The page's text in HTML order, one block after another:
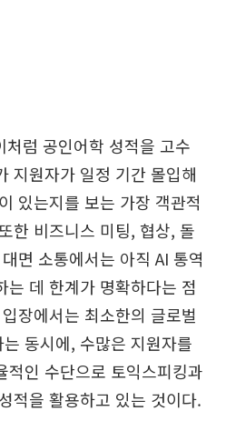
럼 공인어학 성적을 고수
지원자가 일정 기간 몰입해
있는지를 보는 가장 객관적
한 비즈니스 미팅, 협상, 돌
면 소통에서는 아직 AI 통역
는 데 한계가 명확하다는 점
장에서는 최소한의 글로벌
동시에, 수많은 지원자를
적인 수단으로 토익스피킹과
적을 활용하고 있는 것이다.